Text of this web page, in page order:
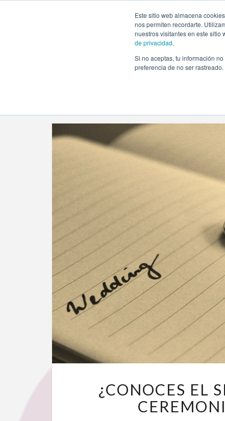
Este sitio web almacena
nos permiten recordarte.
nuestros visitantes en este sitio
de privacidad.
Si no aceptas, tu información
preferencia de no ser rastreado.
¿CONOCES EL